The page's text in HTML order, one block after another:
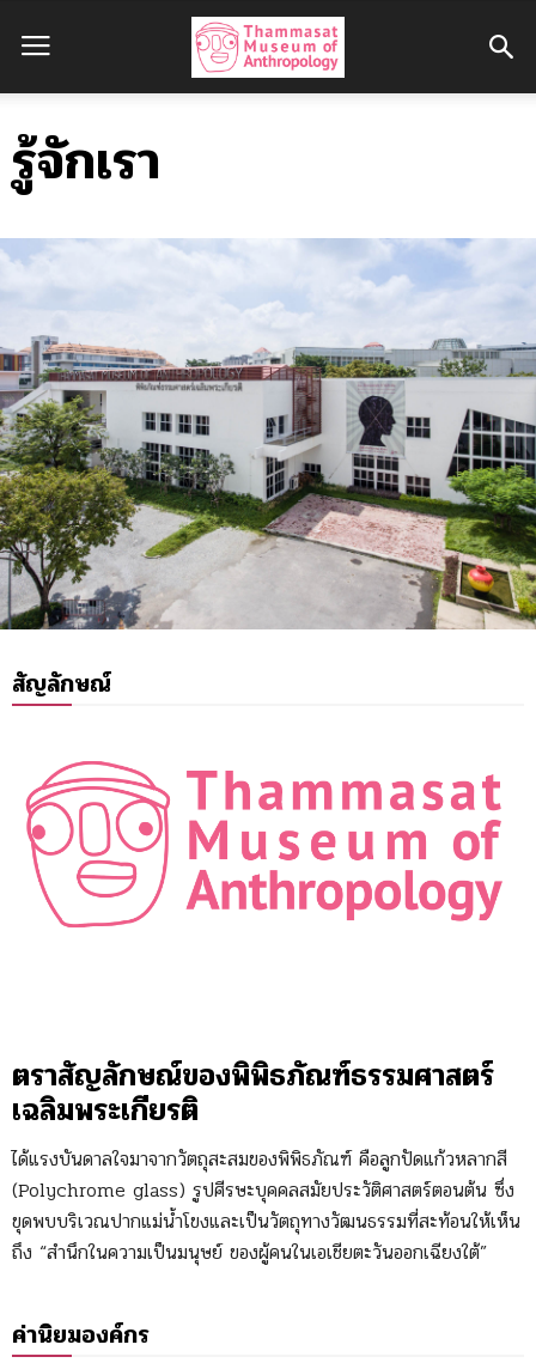
รู้จักเรา
สัญลักษณ์
ตราสัญลักษณ์ของพิพิธภัณฑ์ธรรมศาสตร์
เฉลิมพระเกียรติ
ได้แรงบันดาลใจมาจากวัตถุสะสมของพิพิธภัณฑ์ คือลูกปัดแก้วหลากสี
(Polychrome glass) รูปศีรษะบุคคลสมัยประวัติศาสตร์ตอนต้น ซึ่ง
ขุดพบบริเวณปากแม่น้ำโขงและเป็นวัตถุทางวัฒนธรรมที่สะท้อนให้เห็น
ถึง “สำนึกในความเป็นมนุษย์ ของผู้คนในเอเชียตะวันออกเฉียงใต้”
ค่านิยมองค์กร